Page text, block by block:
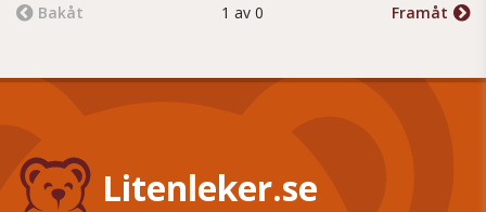
Bakåt 1 av 0 Framåt
Litenleker.se